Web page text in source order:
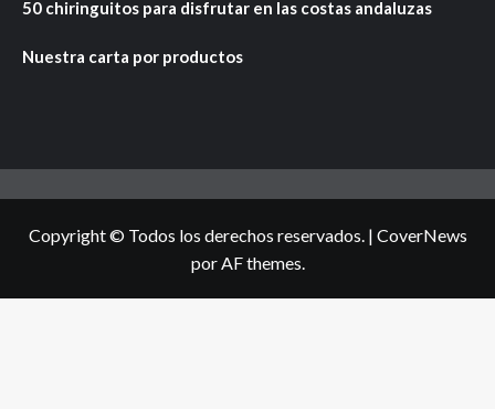
50 chiringuitos para disfrutar en las costas andaluzas
Nuestra carta por productos
Copyright © Todos los derechos reservados. | CoverNews
por AF themes.